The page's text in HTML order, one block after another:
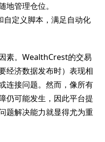
管理仓位。
自定义脚本，满足自动化
素。WealthCrest的交易
经济数据发布时）表现相
连接问题。然而，像所有
仍可能发生，因此平台提
题解决能力就显得尤为重